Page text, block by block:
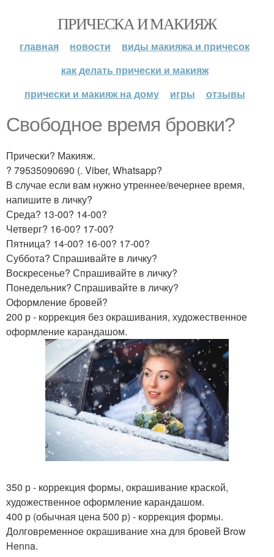
ПРИЧЕСКА И МАКИЯЖ
главная новости
виды макияжа и причесок
как делать прически и макияж
прически и макияж на дому
игры отзывы
Свободное время бровки?
Прически? Макияж.
? 79535090690 (. Viber, Whatsapp?
В случае если вам нужно утреннее/вечернее время,
напишите в личку?
Среда? 13-00? 14-00?
Четверг? 16-00? 17-00?
Пятница? 14-00? 16-00? 17-00?
Суббота? Спрашивайте в личку?
Воскресенье? Спрашивайте в личку?
Понедельник? Спрашивайте в личку?
Оформление бровей?
200 р - коррекция без окрашивания, художественное
оформление карандашом.
350 р - коррекция формы, окрашивание краской,
художественное оформление карандашом.
400 р (обычная цена 500 р) - коррекция формы.
Долговременное окрашивание хна для бровей Brow
Henna.